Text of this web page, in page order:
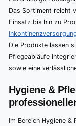
Das Sortiment reicht
Einsatz bis hin zu
Die Produkte lassen
Pflegeabläufe
sowie eine
Hygiene &
Im Bereich Hygiene